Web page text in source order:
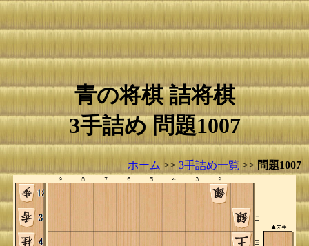
青の将棋 詰将棋
3手詰め 問題1007
ホーム >> 3手詰め一覧 >> 問題1007